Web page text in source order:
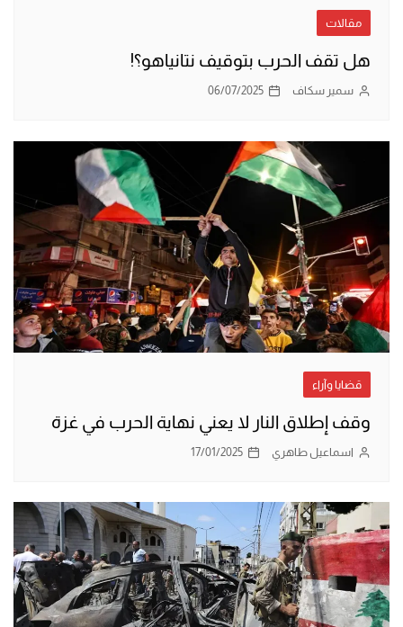
مقالات
هل تقف الحرب بتوقيف نتانياهو؟!
سمير سكاف 06/07/2025
قضايا وآراء
وقف إطلاق النار لا يعني نهاية الحرب في غزة
اسماعيل طاهري 17/01/2025